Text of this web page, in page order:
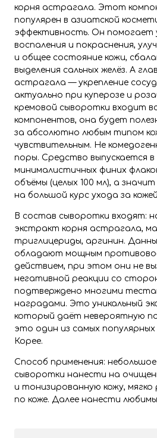
корня астрагала. Этот
популярен в азиатской
эффективность. Он помогает
воспаления и покраснения,
и общее состояние кожи,
выделения сальных желёз. А
астрагала — укрепление
актуально при куперозе и
кремовой сыворотки входит
компонентов, она будет
за абсолютно любым типом
чувствительным. Не
поры. Средство выпускается в
минималистичных финих
объёмы (целых 100 мл), а
на большой курс ухода за
В состав сыворотки входят:
экстракт корня астрагала,
триглицериды, аргинин.
обладают мощным
действием, при этом они не
негативной реакции со
подтверждено многими
наградами. Это уникальный
который даёт невероятную
это один из самых
Корее.
Способ применения:
сыворотки нанести на
и тонизированную кожу, мягко
по коже. Далее нанести